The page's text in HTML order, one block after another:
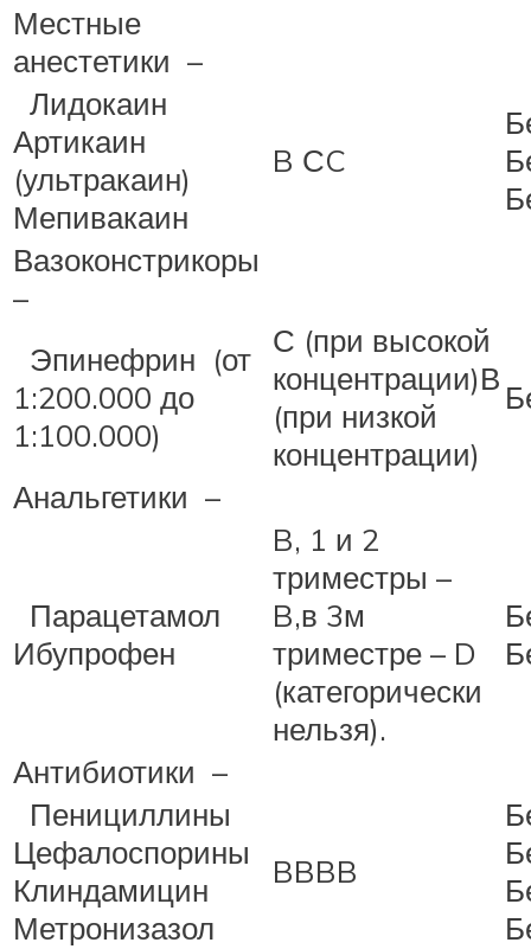
Местные
анестетики –
Лидокаин
Артикаин
(ультракаин)
Мепивакаин
B СC
Вазоконстрикоры
–
Эпинефрин (от
1:200.000 до
1:100.000)
С (при высокой
концентрации)В
(при низкой
концентрации)
Анальгетики –
Парацетамол
Ибупрофен
B, 1 и 2
триместры –
B,в 3м
триместре – D
(категорически
нельзя).
Антибиотики –
Пенициллины
Цефалоспорины
Клиндамицин
Метронизазол
BBBB